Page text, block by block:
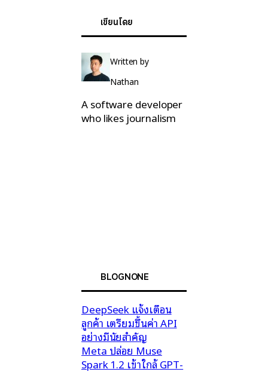
เขียนโดย
Written by
Nathan
A software developer
who likes journalism
BLOGNONE
DeepSeek แจ้งเตือน
ลูกค้า เตรียมขึ้นค่า API
อย่างมีนัยสำคัญ
Meta ปล่อย Muse
Spark 1.2 เข้าใกล้ GPT-